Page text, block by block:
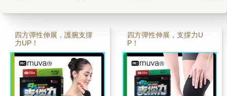
四方彈性伸展，護腕支撐
力UP！
四方彈性伸展，支撐力U
P！